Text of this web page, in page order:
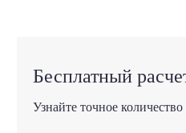
Бесплатный
Узнайте точное